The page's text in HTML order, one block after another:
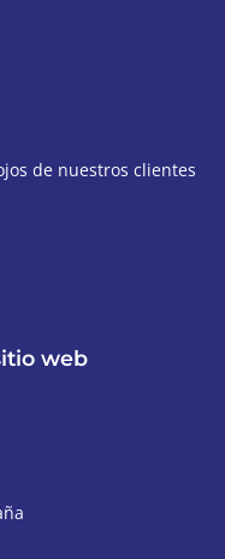
web
de nuestros clientes